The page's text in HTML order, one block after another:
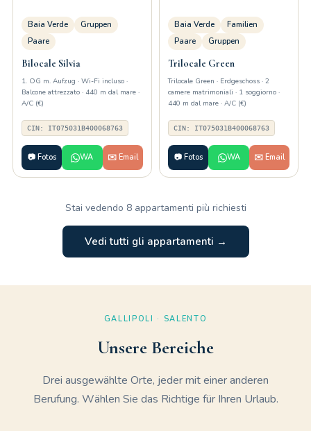
Baia Verde
Gruppen
Paare
Bilocale Silvia
1. OG m. Aufzug · Wi-Fi incluso ·
Balcone attrezzato · 440 m dal mare ·
A/C (€)
CIN: IT075031B400068763
📷 Fotos WA ✉️ Email
Baia Verde
Familien
Paare
Gruppen
Trilocale Green
Trilocale Green · Erdgeschoss · 2
camere matrimoniali · 1 soggiorno ·
440 m dal mare · A/C (€)
CIN: IT075031B400068763
📷 Fotos WA ✉️ Email
Stai vedendo 8 appartamenti più richiesti
Vedi tutti gli appartamenti →
GALLIPOLI · SALENTO
Unsere Bereiche
Drei ausgewählte Orte, jeder mit einer anderen
Berufung. Wählen Sie das Richtige für Ihren Urlaub.